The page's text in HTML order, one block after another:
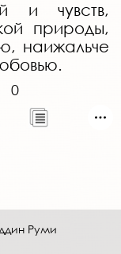
и чувств,
природы,
наижальче
0
Руми